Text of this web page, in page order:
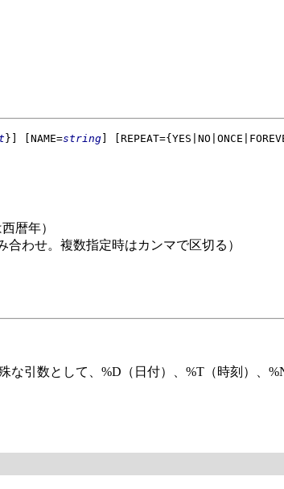
}] [NAME=string
暦年）
わせ。複数指定時はカンマで区切る）
引数として、%D（日付）、%T（時刻）、